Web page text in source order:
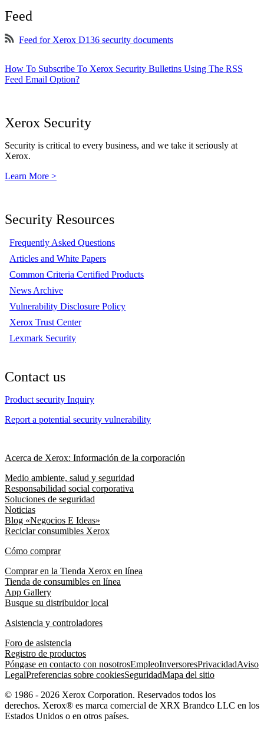
Feed
Feed for Xerox D136 security documents
How To Subscribe To Xerox Security Bulletins Using The RSS
Feed Email Option?
Xerox Security
Security is critical to every business, and we take it seriously at
Xerox.
Learn More >
Security Resources
Frequently Asked Questions
Articles and White Papers
Common Criteria Certified Products
News Archive
Vulnerability Disclosure Policy
Xerox Trust Center
Lexmark Security
Contact us
Product security Inquiry
Report a potential security vulnerability
Acerca de Xerox: Información de la corporación
Medio ambiente, salud y seguridad
Responsabilidad social corporativa
Soluciones de seguridad
Noticias
Blog «Negocios E Ideas»
Reciclar consumibles Xerox
Cómo comprar
Comprar en la Tienda Xerox en línea
Tienda de consumibles en línea
App Gallery
Busque su distribuidor local
Asistencia y controladores
Foro de asistencia
Registro de productos
Póngase en contacto con nosotrosEmpleoInversoresPrivacidadAviso
LegalPreferencias sobre cookiesSeguridadMapa del sitio
© 1986 - 2026 Xerox Corporation. Reservados todos los
derechos. Xerox® es marca comercial de XRX Brandco LLC en los
Estados Unidos o en otros países.